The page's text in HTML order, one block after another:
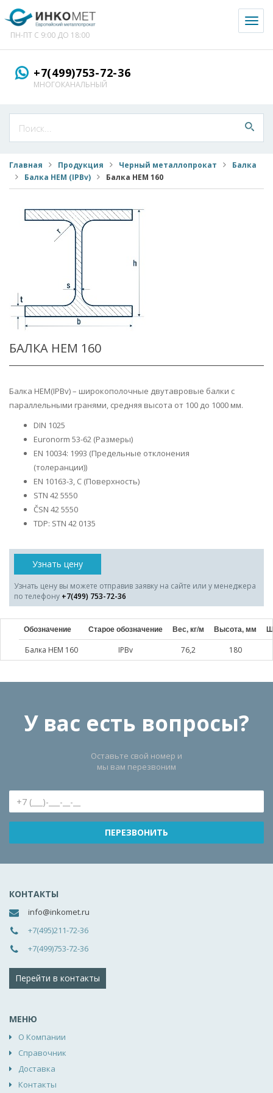
ПН-ПТ С 9:00 ДО 18:00
+7(499)753-72-36
МНОГОКАНАЛЬНЫЙ
Главная Продукция Черный металлопрокат
Балка
Балка HEM (IPBv)
Балка HEM 160
БАЛКА HEM 160
Балка HEM(IPBv) – широкополочные двутавровые балки с
параллельными гранями, средняя высота от 100 до 1000 мм.
DIN 1025
Euronorm 53-62 (Размеры)
EN 10034: 1993 (Предельные отклонения
(толеранции))
EN 10163-3, C (Поверхность)
STN 42 5550
ČSN 42 5550
TDP: STN 42 0135
Узнать цену
Узнать цену вы можете отправив заявку на сайте или у менеджера
по телефону +7(499) 753-72-36
Обозначение Старое обозначение Вес, кг/м Высота, мм
Балка HEM 160 IPBv 76,2 180
У вас есть вопросы?
Оставьте свой номер и
мы вам перезвоним
КОНТАКТЫ
info@inkomet.ru
+7(495)211-72-36
+7(499)753-72-36
Перейти в контакты
МЕНЮ
О Компании
Справочник
Доставка
Контакты